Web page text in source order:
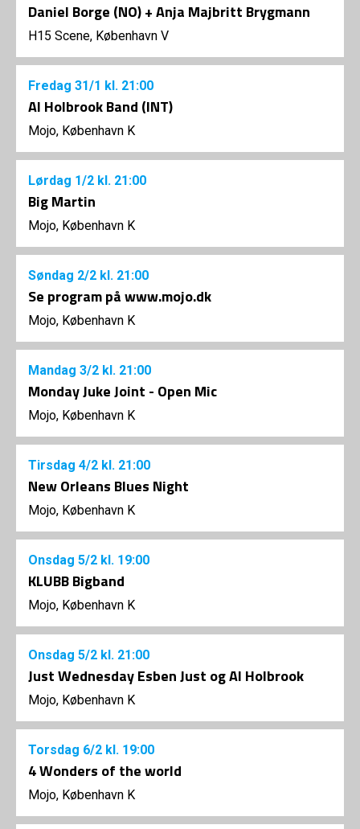
Daniel Borge (NO) + Anja Majbritt Brygmann
H15 Scene, København V
Fredag 31/1 kl. 21:00
Al Holbrook Band (INT)
Mojo, København K
Lørdag 1/2 kl. 21:00
Big Martin
Mojo, København K
Søndag 2/2 kl. 21:00
Se program på www.mojo.dk
Mojo, København K
Mandag 3/2 kl. 21:00
Monday Juke Joint - Open Mic
Mojo, København K
Tirsdag 4/2 kl. 21:00
New Orleans Blues Night
Mojo, København K
Onsdag 5/2 kl. 19:00
KLUBB Bigband
Mojo, København K
Onsdag 5/2 kl. 21:00
Just Wednesday Esben Just og Al Holbrook
Mojo, København K
Torsdag 6/2 kl. 19:00
4 Wonders of the world
Mojo, København K